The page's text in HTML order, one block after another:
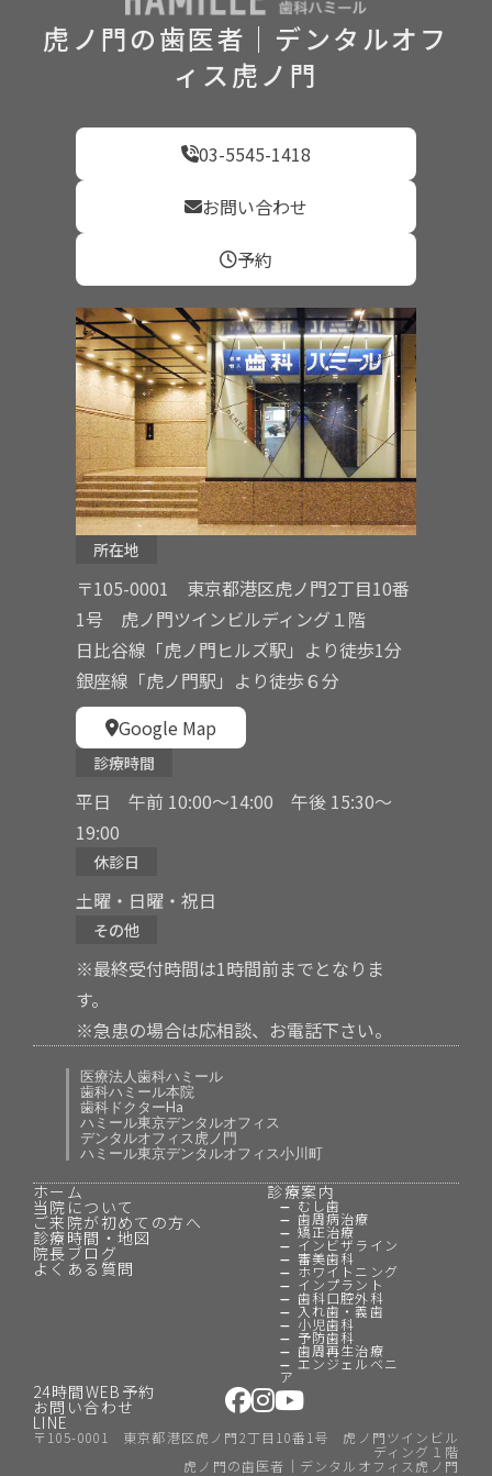
虎ノ門の歯医者｜デンタルオフ
ィス虎ノ門
03-5545-1418
お問い合わせ
予約
所在地
〒105-0001 東京都港区虎ノ門2丁目10番
1号 虎ノ門ツインビルディング１階
日比谷線「虎ノ門ヒルズ駅」より徒歩1分
銀座線「虎ノ門駅」より徒歩６分
Google Map
診療時間
平日 午前 10:00〜14:00 午後 15:30〜
19:00
休診日
土曜・日曜・祝日
その他
※最終受付時間は1時間前までとなりま
す。
※急患の場合は応相談、お電話下さい。
医療法人歯科ハミール
歯科ハミール本院
歯科ドクターHa
ハミール東京デンタルオフィス
デンタルオフィス虎ノ門
ハミール東京デンタルオフィス小川町
ホーム
当院について
ご来院が初めての方へ
診療時間・地図
院長ブログ
よくある質問
診療案内
むし歯
歯周病治療
矯正治療
インビザライン
審美歯科
ホワイトニング
インプラント
歯科口腔外科
入れ歯・義歯
小児歯科
予防歯科
歯周再生治療
エンジェルベニ
ア
24時間WEB予約
お問い合わせ
LINE
〒105-0001 東京都港区虎ノ門2丁目10番1号 虎ノ門ツインビル
ディング１階
虎ノ門の歯医者｜デンタルオフィス虎ノ門